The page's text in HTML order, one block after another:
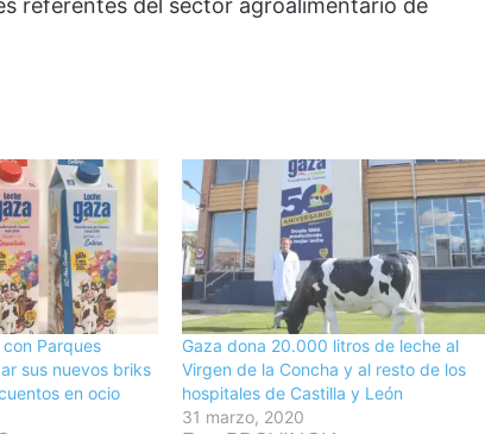
Parques
sus nuevos briks
en ocio
Gaza dona 20.000 litros de leche al
Virgen de la Concha y al resto de los
hospitales de Castilla y León
31 marzo, 2020